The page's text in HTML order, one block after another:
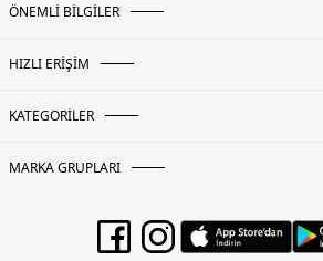
ÖNEMLİ BİLGİLER
HIZLI ERİŞİM
KATEGORİLER
MARKA GRUPLARI